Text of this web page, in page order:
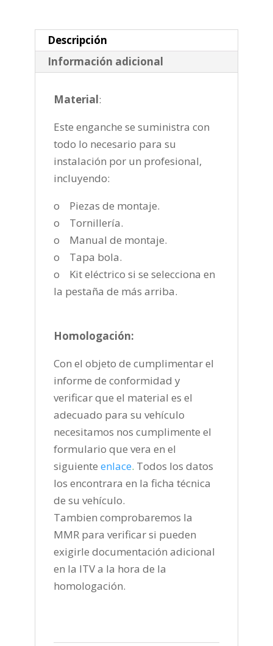
2018-
cantidad
Descripción
Información adicional
Material:
Este enganche se suministra con
todo lo necesario para su
instalación por un profesional,
incluyendo:
o Piezas de montaje.
o Tornillería.
o Manual de montaje.
o Tapa bola.
o Kit eléctrico si se selecciona en
la pestaña de más arriba.
Homologación:
Con el objeto de cumplimentar el
informe de conformidad y
verificar que el material es el
adecuado para su vehículo
necesitamos nos cumplimente el
formulario que vera en el
siguiente enlace. Todos los datos
los encontrara en la ficha técnica
de su vehículo.
Tambien comprobaremos la
MMR para verificar si pueden
exigirle documentación adicional
en la ITV a la hora de la
homologación.